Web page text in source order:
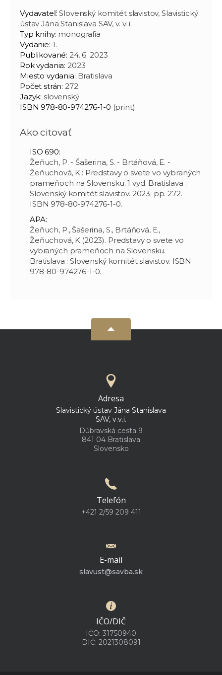
Vydavateľ:Slovenský komitét slavistov, Slavistický
ústav Jána Stanislava SAV, v. v. i.
Typ knihy: monografia
Vydanie: 1.
Publikované: 24. 6. 2023
Rok vydania: 2023
Miesto vydania: Bratislava
Počet strán: 272
Jazyk: slovenský
ISBN 978-80-974276-1-0 (print)
Ako citovať
ISO 690:
Žeňuch, P. - Šašerina, S. - Brtáňová, E. -
Žeňuchová, K.: Predstavy o svete vo vybraných
prameňoch na Slovensku. 1 vyd. Bratislava :
Slovenský komitét slavistov. 2023. pp. 272.
ISBN 978-80-974276-1-0.
APA:
Žeňuch, P., Šašerina, S., Brtáňová, E.,
Žeňuchová, K.(2023). Predstavy o svete vo
vybraných prameňoch na Slovensku.
Bratislava : Slovenský komitét slavistov. ISBN
978-80-974276-1-0.
Adresa
Slavistický ústav Jána Stanislava
SAV, v.v.i.
Dúbravská cesta 9
841 04 Bratislava
Slovensko
Telefón
+421 2/59 209 411
E-mail
slavust@savba.sk
IČO/DIČ
IČO: 31750940
DIČ: 2021308091